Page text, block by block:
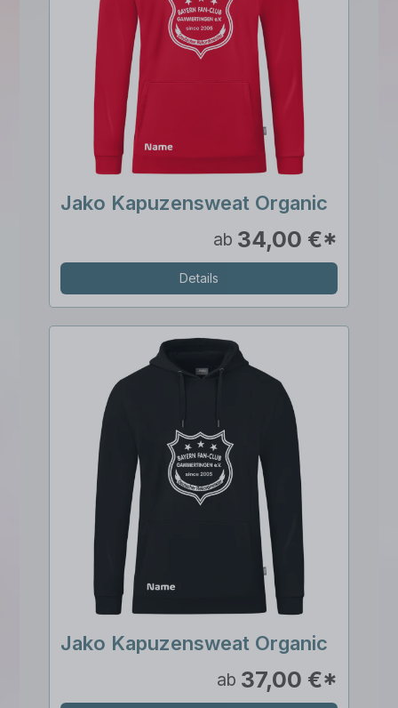
Jako Kapuzensweat Organic
ab 34,00 €*
Details
Jako Kapuzensweat Organic
ab 37,00 €*